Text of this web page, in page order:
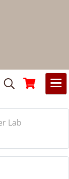
Lab